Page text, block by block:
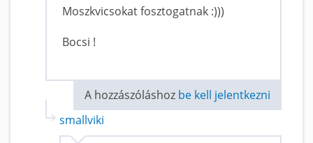
Moszkvicsokat fosztogatnak :)))
Bocsi !
A hozzászóláshoz be kell jelentkezni
smallviki